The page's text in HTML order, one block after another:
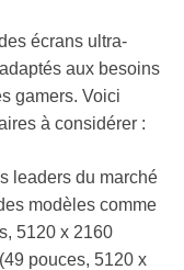
écrans ultra-
aux besoins
gamers. Voici
à considérer :
leaders du marché
modèles comme
5120 x 2160
pouces, 5120 x